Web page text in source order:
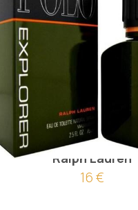
Άρωμα Τύπου Polo
Ralph Lauren
16 €